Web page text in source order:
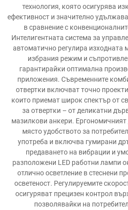
технология, която осигурява
ефективност и значително
в сравнение с
Интелигентната система за
автоматично регулира изходната
избрания режим и
гарантирайки оптимална
приложения. Съвременните
отвертки включват точно
които приемат широк спектър от
за отвертки – от деликатни
мазилкови анкери.
място удобството за
употреба и включва гумирани
предаването на вибрации и
разположени LED работни лампи
отлично осветление в стеснени
осветеност. Регулируемите
осигуряват прецизен контрол
позволявайки на